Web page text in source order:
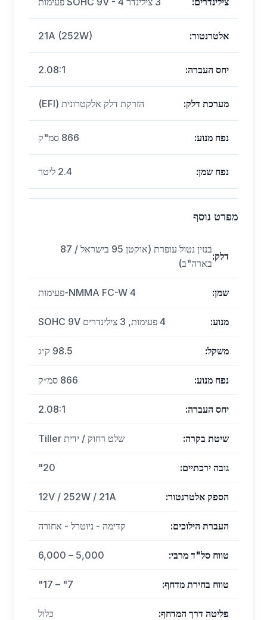
אלטרנטור:
21A (252W)
יחס העברה:
2.08:1
מערכת דלק: הזרקת דלק אלקטרונית (EFI)
נפח מנוע: 866 סמ"ק
נפח שמן: 2.4 ליטר
מפרט נוסף
דלק:
בנזין נטול עופרת (אוקטן 95 בישראל / 87
בארה"ב)
שמן: NMMA FC-W 4-פעימות
מנוע: 4 פעימות, 3 צילינדרים SOHC 9V
משקל: 98.5 ק״ג
נפח מנוע: 866 סמ״ק
יחס העברה:
2.08:1
שיטת בקרה: שלט רחוק / ידית Tiller
גובה ירכתיים:
20"
הספק אלטרנטור:
12V / 252W / 21A
העברת הילוכים: קדימה - ניוטרל - אחורה
טווח סל"ד מרבי:
5,000 – 6,000
טווח בחירת מדחף:
7" – 17"
פליטה דרך המדחף: כלול